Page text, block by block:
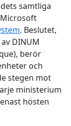
samtliga
. Beslutet,
DINUM
berör
och
stegen mot
ministerium
hösten